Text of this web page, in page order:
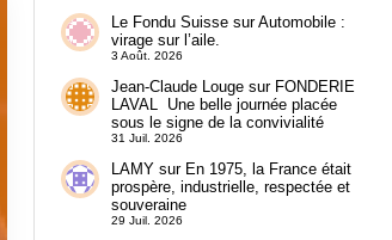
Le Fondu SuissesurAutomobile :
virage sur l’aile.
3 Août. 2026
Jean-Claude Lougesur FONDERIE
LAVAL Une belle journée placée
sous le signe de la convivialité
31 Juil. 2026
LAMYsur En 1975, la France était
prospère, industrielle, respectée et
souveraine
29 Juil. 2026